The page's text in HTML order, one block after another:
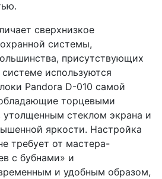
сверхнизкое
системы,
присутствующих
используются
Pandora D-010 самой
торцевыми
стеклом экрана и
яркости. Настройка
требует от мастера-
с бубнами» и
и удобным образом,